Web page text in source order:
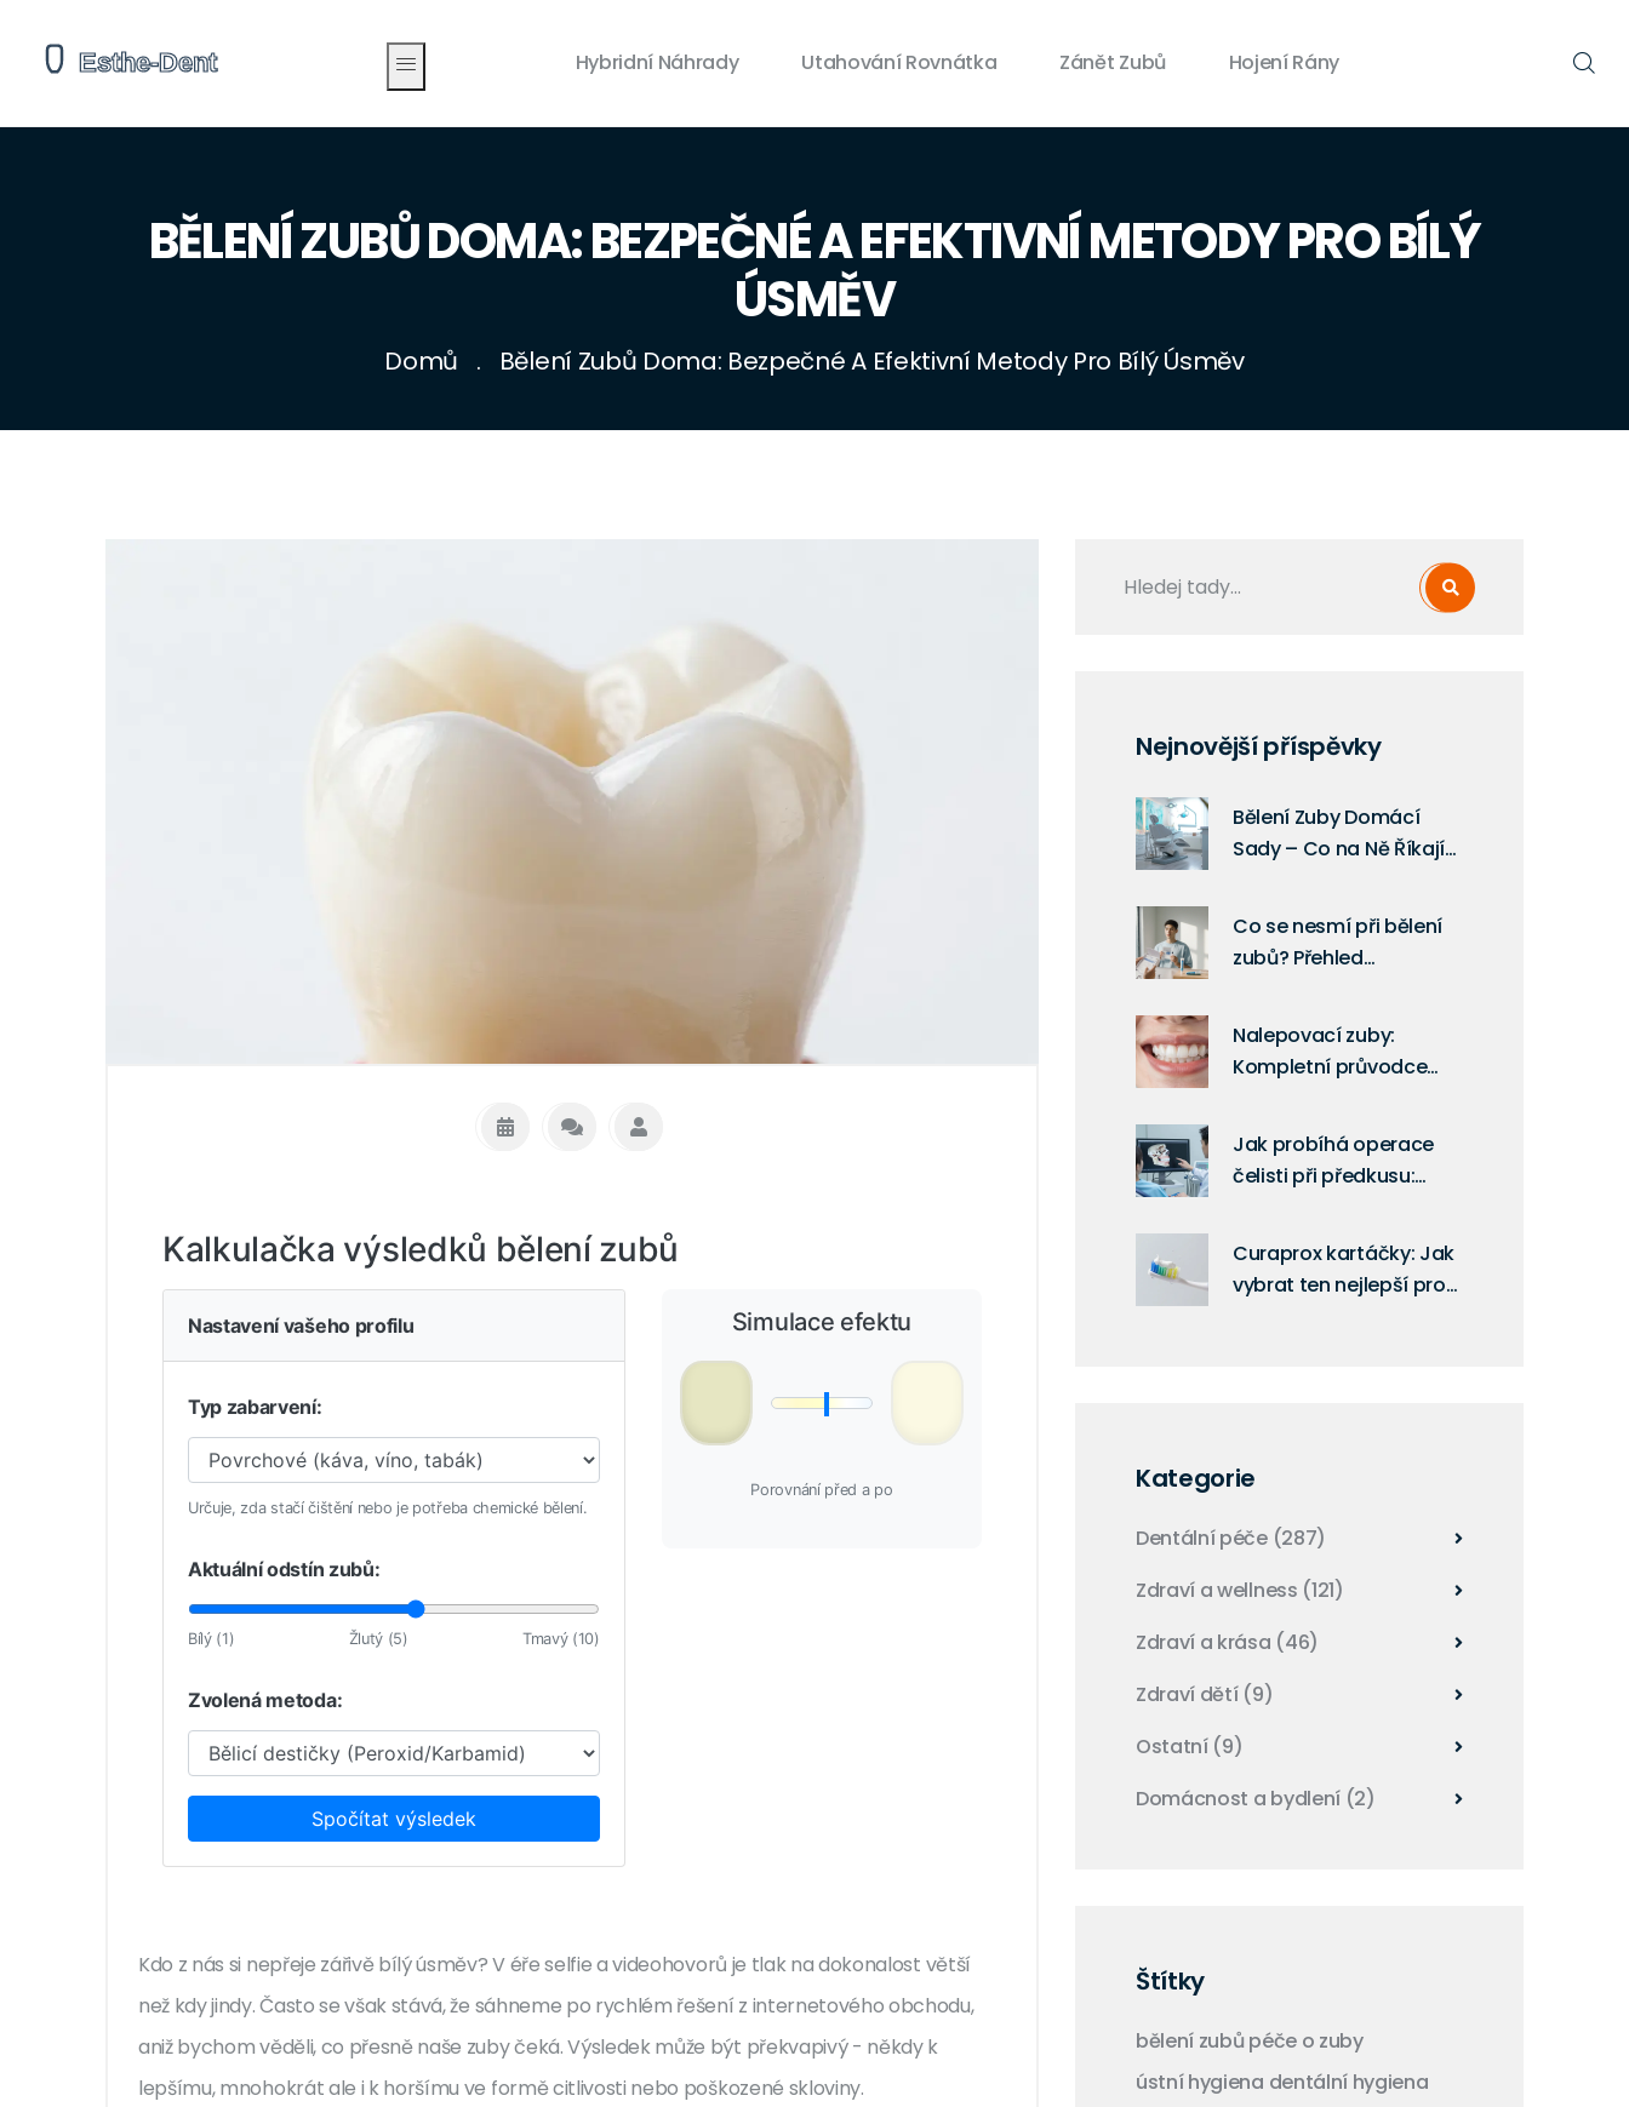
Hybridní Náhrady Utahování Rovnátka Zánět Zubů Hojení Rány
BĚLENÍ ZUBŮ DOMA: BEZPEČNÉ A EFEKTIVNÍ METODY PRO BÍLÝ
ÚSMĚV
Domů Bělení Zubů Doma: Bezpečné A Efektivní Metody Pro Bílý Úsměv
Kalkulačka výsledků bělení zubů
Nastavení vašeho profilu
Typ zabarvení:
Určuje, zda stačí čištění nebo je potřeba chemické bělení.
Aktuální odstín zubů:
Bílý (1) Žlutý (5) Tmavý (10)
Zvolená metoda:
Spočítat výsledek
Simulace efektu
Porovnání před a po
Kdo z nás si nepřeje zářivě bílý úsměv? V éře selfie a videohovorů je tlak na dokonalost větší
než kdy jindy. Často se však stává, že sáhneme po rychlém řešení z internetového obchodu,
aniž bychom věděli, co přesně naše zuby čeká. Výsledek může být překvapivý - někdy k
lepšímu, mnohokrát ale i k horšímu ve formě citlivosti nebo poškozené skloviny.
Nejnovější příspěvky
Bělení Zuby Domácí
Sady – Co na Ně Říkají
Co se nesmí při bělení
zubů? Přehled
tipy pro bezpečné
výsledky
Nalepovací zuby:
Kompletní průvodce
maximální výdrž
Jak probíhá operace
čelisti při předkusu:
zákrokem a
rekonvalescencí
Curaprox kartáčky: Jak
vybrat ten nejlepší pro
Kategorie
Dentální péče (287)
Zdraví a wellness (121)
Zdraví a krása (46)
Zdraví dětí (9)
Ostatní (9)
Domácnost a bydlení (2)
Štítky
bělení zubů péče o zuby
ústní hygiena dentální hygiena